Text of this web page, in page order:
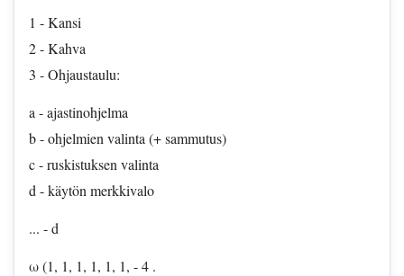
1 - Kansi
2 - Kahva
3 - Ohjaustaulu:
a - ajastinohjelma
b - ohjelmien valinta (+ sammutus)
c - ruskistuksen valinta
d - käytön merkkivalo
... - d
ω (1, 1, 1, 1, 1, 1, - 4 .